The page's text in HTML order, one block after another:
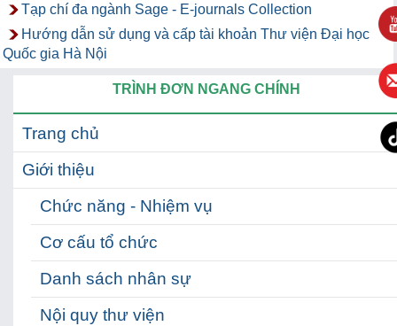
Tạp chí đa ngành Sage - E-journals Collection
Hướng dẫn sử dụng và cấp tài khoản Thư viện Đại học
Quốc gia Hà Nội
TRÌNH ĐƠN NGANG CHÍNH
Trang chủ
Giới thiệu
Chức năng - Nhiệm vụ
Cơ cấu tổ chức
Danh sách nhân sự
Nội quy thư viện